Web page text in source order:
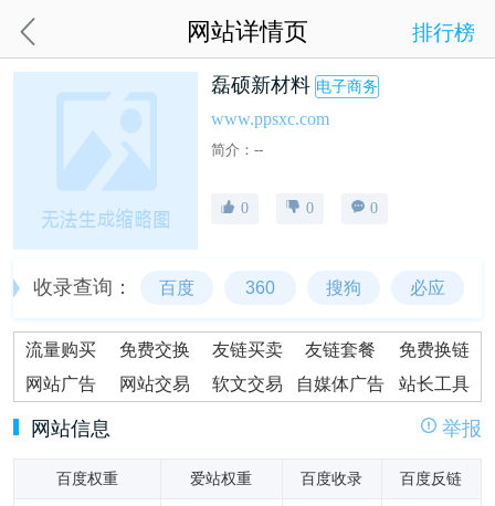
网站详情页 排行榜
磊硕新材料 电子商务
www.ppsxc.com
简介：--
0 0 0
收录查询： 百度 360 搜狗 必应
流量购买 免费交换 友链买卖 友链套餐
免费换链
网站广告
网站交易 软文交易 自媒体广告 站长工具
网站信息 举报
百度权重 爱站权重 百度收录 百度反链